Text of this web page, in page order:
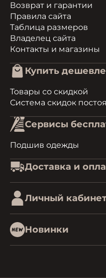
Возврат и гарантии
Правила сайта
Таблица размеров
Владелец сайта
Контакты и магазины
Купить дешевле
Товары со скидкой
Система скидок
Сервисы
Подшив одежды
Доставка и
Личный
Новинки